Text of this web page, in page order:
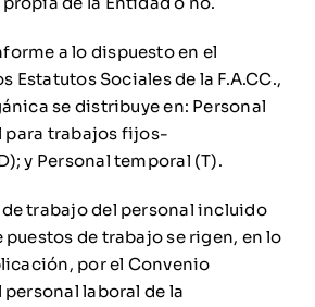
a lo dispuesto en el
Estatutos Sociales de la F.A.CC.,
se distribuye en: Personal
para trabajos fijos-
y Personal temporal (T).
trabajo del personal incluido
puestos de trabajo se rigen, en lo
por el Convenio
laboral de la